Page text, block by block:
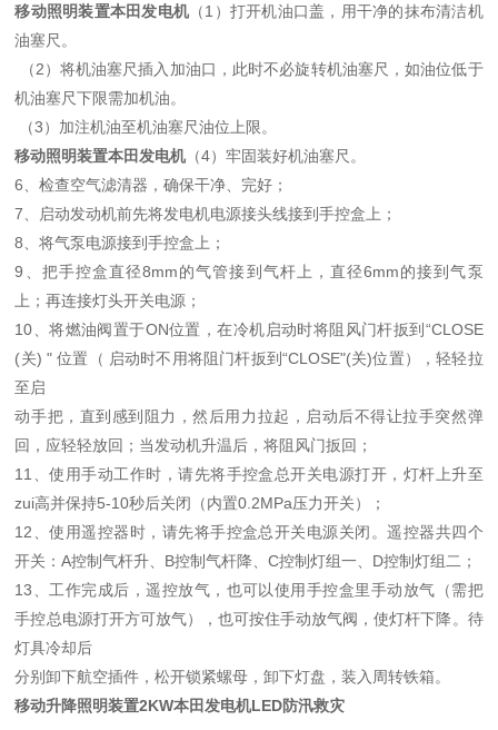
移动照明装置本田发电机（1）打开机油口盖，用干净的抹布清洁机
油塞尺。
（2）将机油塞尺插入加油口，此时不必旋转机油塞尺，如油位低于
机油塞尺下限需加机油。
（3）加注机油至机油塞尺油位上限。
移动照明装置本田发电机（4）牢固装好机油塞尺。
6、检查空气滤清器，确保干净、完好；
7、启动发动机前先将发电机电源接头线接到手控盒上；
8、将气泵电源接到手控盒上；
9、把手控盒直径8mm的气管接到气杆上，直径6mm的接到气泵
上；再连接灯头开关电源；
10、将燃油阀置于ON位置，在冷机启动时将阻风门杆扳到“CLOSE
(关) " 位置（ 启动时不用将阻门杆扳到“CLOSE"(关)位置），轻轻拉
至启
动手把，直到感到阻力，然后用力拉起，启动后不得让拉手突然弹
回，应轻轻放回；当发动机升温后，将阻风门扳回；
11、使用手动工作时，请先将手控盒总开关电源打开，灯杆上升至
zui高并保持5-10秒后关闭（内置0.2MPa压力开关）；
12、使用遥控器时，请先将手控盒总开关电源关闭。遥控器共四个
开关：A控制气杆升、B控制气杆降、C控制灯组一、D控制灯组二；
13、工作完成后，遥控放气，也可以使用手控盒里手动放气（需把
手控总电源打开方可放气），也可按住手动放气阀，使灯杆下降。待
灯具冷却后
分别卸下航空插件，松开锁紧螺母，卸下灯盘，装入周转铁箱。
移动升降照明装置2KW本田发电机LED防汛救灾